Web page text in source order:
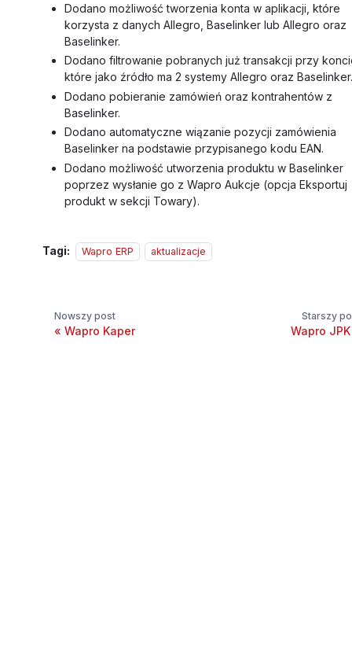
Dodano możliwość tworzenia konta w aplikacji, które
korzysta z danych Allegro, Baselinker lub Allegro oraz
Baselinker.
Dodano filtrowanie pobranych już transakcji przy
które jako źródło ma 2 systemy Allegro oraz Baselinker.
Dodano pobieranie zamówień oraz kontrahentów z
Baselinker.
Dodano automatyczne wiązanie pozycji zamówienia
Baselinker na podstawie przypisanego kodu EAN.
Dodano możliwość utworzenia produktu w Baselinker
poprzez wysłanie go z Wapro Aukcje (opcja Eksportuj
produkt w sekcji Towary).
Tagi: Wapro ERP aktualizacje
Nowszy post
Wapro Kaper
Starszy
Wapro JPK